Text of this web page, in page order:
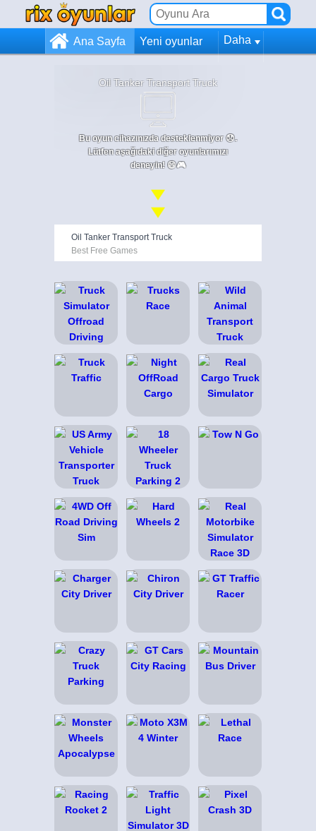
Ana Sayfa Yeni oyunlar Daha
Oil Tanker Transport Truck
Bu oyun cihazınızda desteklenmiyor 😞.
Lütfen aşağıdaki diğer oyunlarımızı
deneyin! 😄🎮
Oil Tanker Transport Truck
Best Free Games